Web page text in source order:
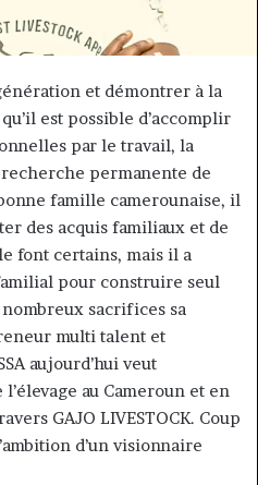
et démontrer à la
est possible d’accomplir
par le travail, la
permanente de
famille camerounaise, il
des acquis familiaux et de
font certains, mais il a
pour construire seul
sacrifices sa
multi talent et
aujourd’hui veut
au Cameroun et en
GAJO LIVESTOCK. Coup
d’un visionnaire